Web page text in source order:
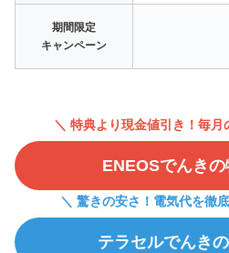
期間限定
キャンペーン
＼ 特典より現金値引き！毎月
ENEOSでんき
＼ 驚きの安さ！電気代を徹
テラセルでんき